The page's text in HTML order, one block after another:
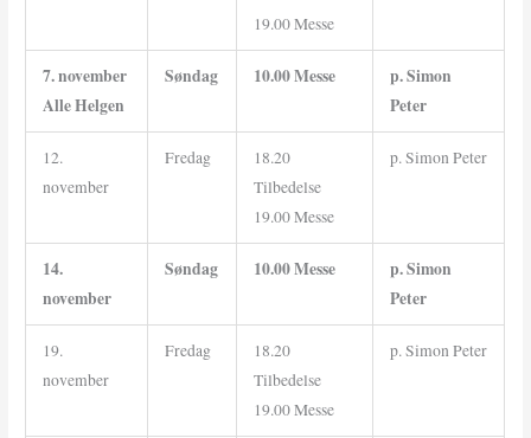
19.00 Messe
7. november
Alle Helgen
Søndag 10.00 Messe
p. Simon
Peter
12.
november
Fredag
18.20
Tilbedelse
19.00 Messe
p. Simon Peter
14.
november
Søndag 10.00 Messe
p. Simon
Peter
19.
november
Fredag
18.20
Tilbedelse
19.00 Messe
p. Simon Peter